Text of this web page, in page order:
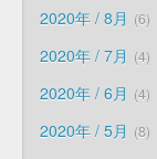
2020年 / 8月 6
2020年 / 7月 4
2020年 / 6月 4
2020年 / 5月 8